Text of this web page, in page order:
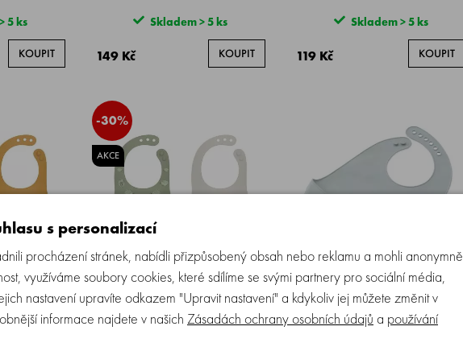
5 ks
KOUPIT
Skladem > 5 ks
149 Kč KOUPIT
Skladem > 5 ks
119 Kč KOUPIT
2
- okrový
-30%
AKCE
SUAVINEX | Bryndák silikonový 2
kusy COLOUR ESSENCE - zelený
INTERBABY | Bryndák silikonový -
modrý
s personalizací
procházení stránek, nabídli přizpůsobený obsah nebo reklamu a mohli anonymně
využíváme soubory cookies, které sdílíme se svými partnery pro sociální média,
nastavení upravíte odkazem "Upravit nastavení" a kdykoliv jej můžete změnit v
informace najdete v našich Zásadách ochrany osobních údajů a používání